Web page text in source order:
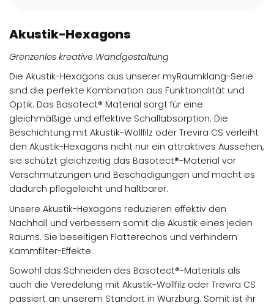
Akustik-Hexagons
Grenzenlos kreative Wandgestaltung
Die Akustik-Hexagons aus unserer myRaumklang-Serie
sind die perfekte Kombination aus Funktionalität und
Optik. Das Basotect® Material sorgt für eine
gleichmäßige und effektive Schallabsorption. Die
Beschichtung mit Akustik-Wollfilz oder Trevira CS verleiht
den Akustik-Hexagons nicht nur ein attraktives Aussehen,
sie schützt gleichzeitig das Basotect®-Material vor
Verschmutzungen und Beschädigungen und macht es
dadurch pflegeleicht und haltbarer.
Unsere Akustik-Hexagons reduzieren effektiv den
Nachhall und verbessern somit die Akustik eines jeden
Raums. Sie beseitigen Flatterechos und verhindern
Kammfilter-Effekte.
Sowohl das Schneiden des Basotect®-Materials als
auch die Veredelung mit Akustik-Wollfilz oder Trevira CS
passiert an unserem Standort in Würzburg. Somit ist ihr